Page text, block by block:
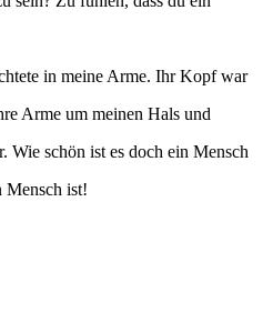
in meine Arme. Ihr Kopf war
Arme um meinen Hals und
schön ist es doch ein Mensch
Mensch ist!